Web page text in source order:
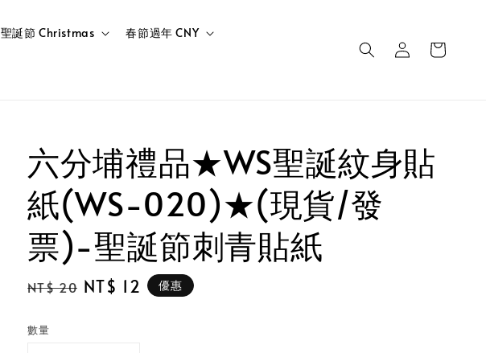
聖誕節 Christmas 春節過年 CNY
六分埔禮品★WS聖誕紋身貼
紙(WS-020)★(現貨/發
票)-聖誕節刺青貼紙
Regular
NT$ 20 Sale
NT$ 12 優惠
數量